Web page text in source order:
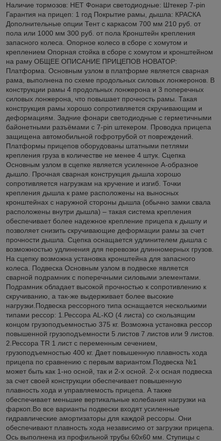
Наличие тормозов: НЕТ Фонари светодиодные: Штекер 7-pin
Гарантия на прицеп: 1 год Покрытие рамы, дышла: КРАСКА
Дополнительные опции Тент с каркасом 700 мм 210 руб. от
пола или 1000 мм 300 руб. от пола Кронштейн крепления
запасного колеса. Опорное колесо в сборе с хомутом и
креплением Опорная стойка в сборе с хомутом и кронштейном
на раму ОБЩЕЕ ОПИСАНИЕ ПРИЦЕПОВ НОВАТОР:
Платформа. Основным узлом в платформе является сварная
рама, выполнена по схеме продольных силовых лонжеронов. В
конструкции рамы 4 продольных лонжерона и 3 поперечных
силовых лонжерона, что повышает прочность рамы. Такая
конструкция рамы хорошо сопротивляется скручивающим и
деформациям. Задние фонари светодиодные с герметичными
байонетными разъёмами c 7-pin штекером. Проводка прицепа
защищена автомобильной гофротрубой от повреждений.
Платформы прицепов оборудованы штатными петлями
крепления груза в количестве не менее 4 штук. Сцепка
Основным узлом в сцепке является усиленное А-образное
дышло. Прочная сварная конструкция дышла хорошо
сопротивляется нагрузкам на кручение и изгиб. Точки
крепления дышла к раме расположены на выносных
кронштейнах с наружной стороны дышла (обычно замки свала
расположены внутри дышла) – такая система крепления
обеспечивает более надежное крепление прицепа к дышлу и
позволяет снизить скручивающие деформации рамы за счет
прочности дышла. Сцепка оснащается удлинителем дышла с
возможностью удлинения для перевозки длинномерных грузов.
На сцепку возможна установка кронштейна для запасного
колеса. Подвеска Основным узлом в подвеске является
сварной подрамник с поперечными силовыми элементами.
Подрамник обладает высокой прочностью к сопротивлению к
скручиванию, а так-же выдерживает более высокие
нагрузки.Подвеска рессорного типа оснащается несколькими
типами рессор: 1.Рессора AL-KO (4 листа) со скользящим
концом грузоподъемностью 375 кг. Возможна установка рессор
повышенной грузоподъемности 5 листов 7 листов или 9 листов.
2.Рессора TR 1 лист с переменным сечением,
грузоподъемностью 400 кг. Дает повышенную плавность хода
прицепа по сравнению с первым вариантом.Подвеска №1
может быть как 1-но осной, так и 2-х осной. 2-х осная подвеска
за счет своей конструкции обеспечивает повышенную
плавность хода и управляемость прицепа. А также
обеспечивает меньшие вертикальные колебания нагрузки на
фаркоп.Во все варианты подвески входят усиленные
гидравлические амортизаторы для каждой рессоры. Они
обеспечивают плавность хода независимо от загрузки прицепа.
Ось выполнена из профильной трубы 60х60 мм. Ступицы с